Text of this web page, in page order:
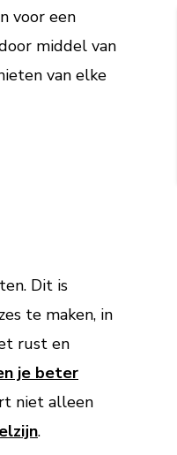
voor een
middel van
van elke
Dit is
te maken, in
rust en
je beter
niet alleen
.